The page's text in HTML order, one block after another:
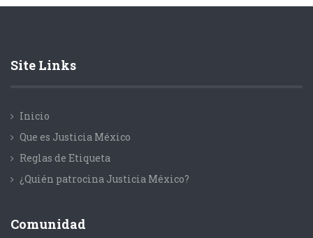
Site Links
Inicio
Que es Justicia México
Reglas de Etiqueta
¿Quién patrocina Justicia México?
Comunidad